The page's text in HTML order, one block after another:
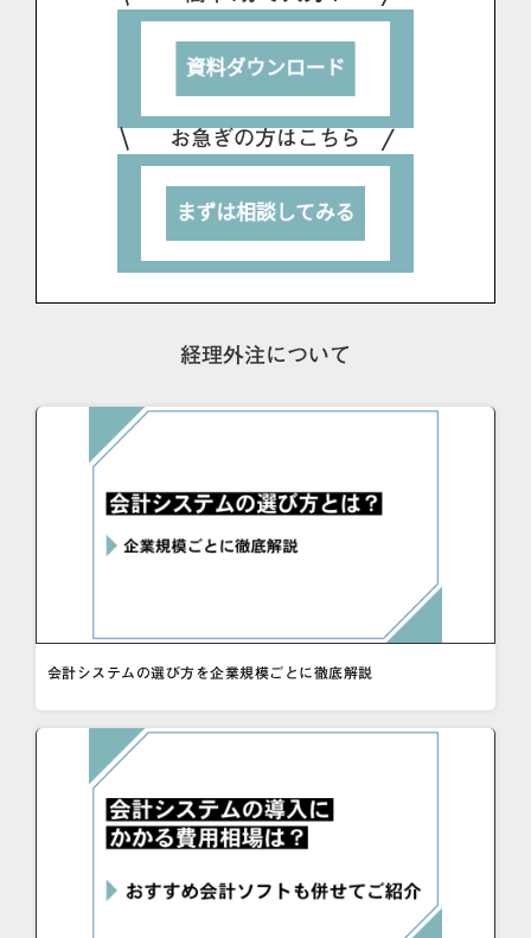
お急ぎの方はこちら
経理外注について
会計システムの選び方を企業規模ごとに徹底解説